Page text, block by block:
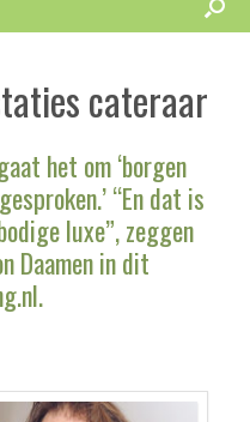
cateraar
het om ‘borgen
“En dat is
luxe”, zeggen
Daamen in dit